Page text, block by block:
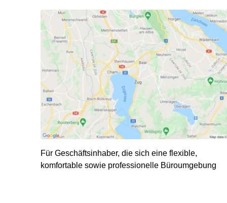
Für Geschäftsinhaber, die sich eine flexible,
komfortable sowie professionelle Büroumgebung